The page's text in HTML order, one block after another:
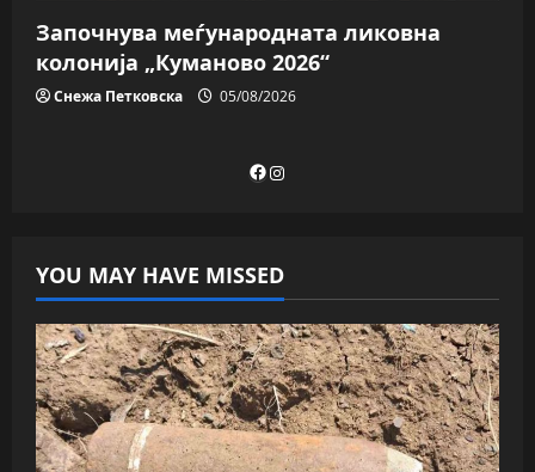
Започнува меѓународната ликовна
колонија „Куманово 2026“
Снежа Петковска 05/08/2026
Facebook
Instagram
YOU MAY HAVE MISSED